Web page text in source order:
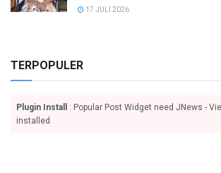
17 JULI 2026
TERPOPULER
Plugin Install
: Popular Post Widget need JNews -
installed